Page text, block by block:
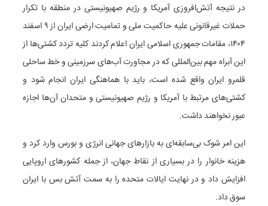
در نتیجه آتش‌افروزی آمریکا و رژیم صهیونیستی در منطقه با تکرار
حملات غیرقانونی علیه حاکمیت ملی و تمامیت ارضی ایران از ۹ اسفند
۱۴۰۴، مقامات جمهوری اسلامی ایران اعلام کردند کلیه تردد کشتی‌ها از
این آبراه مهم بین‌المللی که در مجاورت آب‌های سرزمینی و خط ساحلی
قلمرو ایران واقع شده است، باید با هماهنگی ایران انجام شود و
کشتی‌های مرتبط با آمریکا و رژیم صهیونیستی و متحدان آن‌ها اجازه
عبور نخواهند داشت.
این امر شوک‌ بی‌سابقه‌ای به بازارهای جهانی انرژی و بورس وارد کرد و
هزینه خانوار را در بسیاری از نقاط جهان، از جمله کشورهای اروپایی
افزایش داد و در نهایت ایالات متحده را به سمت آتش بس با ایران
سوق داد.